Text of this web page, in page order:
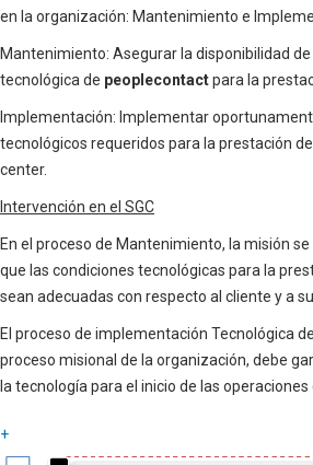
en la organización: Mantenimiento e
Mantenimiento: Asegurar la disponibilidad
tecnológica de peoplecontactpara la
Implementación: Implementar
tecnológicos requeridos para la prestación
center.
Intervención en el SGC
En el proceso de Mantenimiento, la misión
que las condiciones tecnológicas para la
sean adecuadas con respecto al cliente y a
El proceso de implementación Tecnológica
proceso misional de la organización, debe
la tecnología para el inicio de las operaciones
+